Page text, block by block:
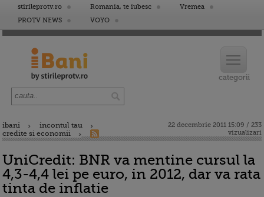
stirileprotv.ro Romania, te iubesc
Vremea
PROTV NEWS
VOYO
ibani
incontul tau
credite si economii
22 decembrie 2011 15:09 / 233
vizualizari
UniCredit: BNR va mentine cursul la
4,3-4,4 lei pe euro, in 2012, dar va rata
tinta de inflatie